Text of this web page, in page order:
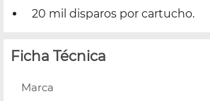
20 mil disparos por cartucho.
Ficha Técnica
Marca